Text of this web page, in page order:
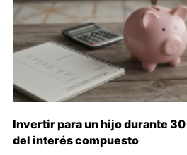
Invertir para un hijo durante
del interés compuesto